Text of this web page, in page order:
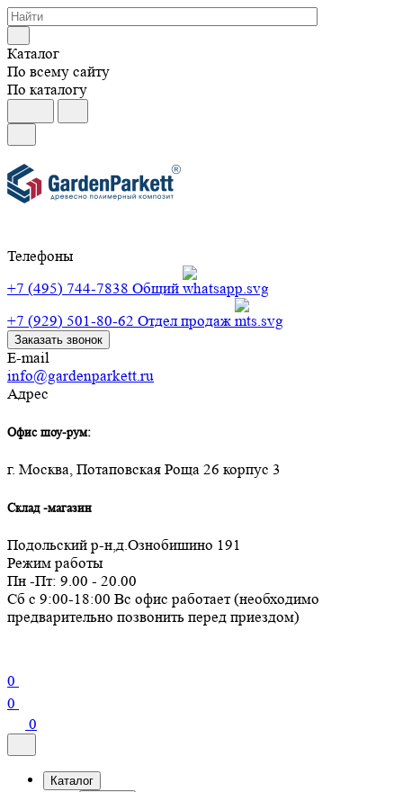
Каталог
По всему сайту
По каталогу
Телефоны
+7 (495) 744-7838 Общий
+7 (929) 501-80-62 Отдел продаж
Заказать звонок
E-mail
info@gardenparkett.ru
Адрес
Офис шоу-рум:
г. Москва, Потаповская Роща 26 корпус 3
Склад -магазин
Подольский р-н,д.Ознобишино 191
Режим работы
Пн -Пт: 9.00 - 20.00
Сб с 9:00-18:00 Вс офис работает (необходимо
предварительно позвонить перед приездом)
0
0
0
Каталог